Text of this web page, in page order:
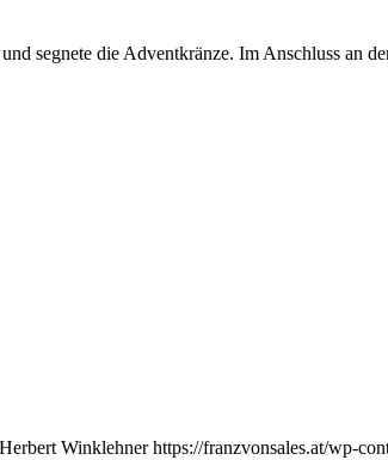
segnete die Adventkränze. Im Anschluss an
Herbert Winklehner https://franzvonsales.at/wp-